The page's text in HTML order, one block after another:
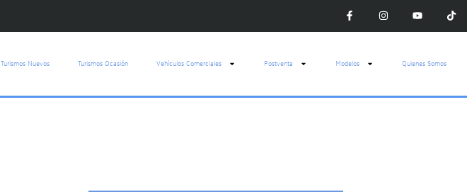
Turismos Nuevos Turismos Ocasión Vehículos Comerciales Postventa Modelos Quienes Somos